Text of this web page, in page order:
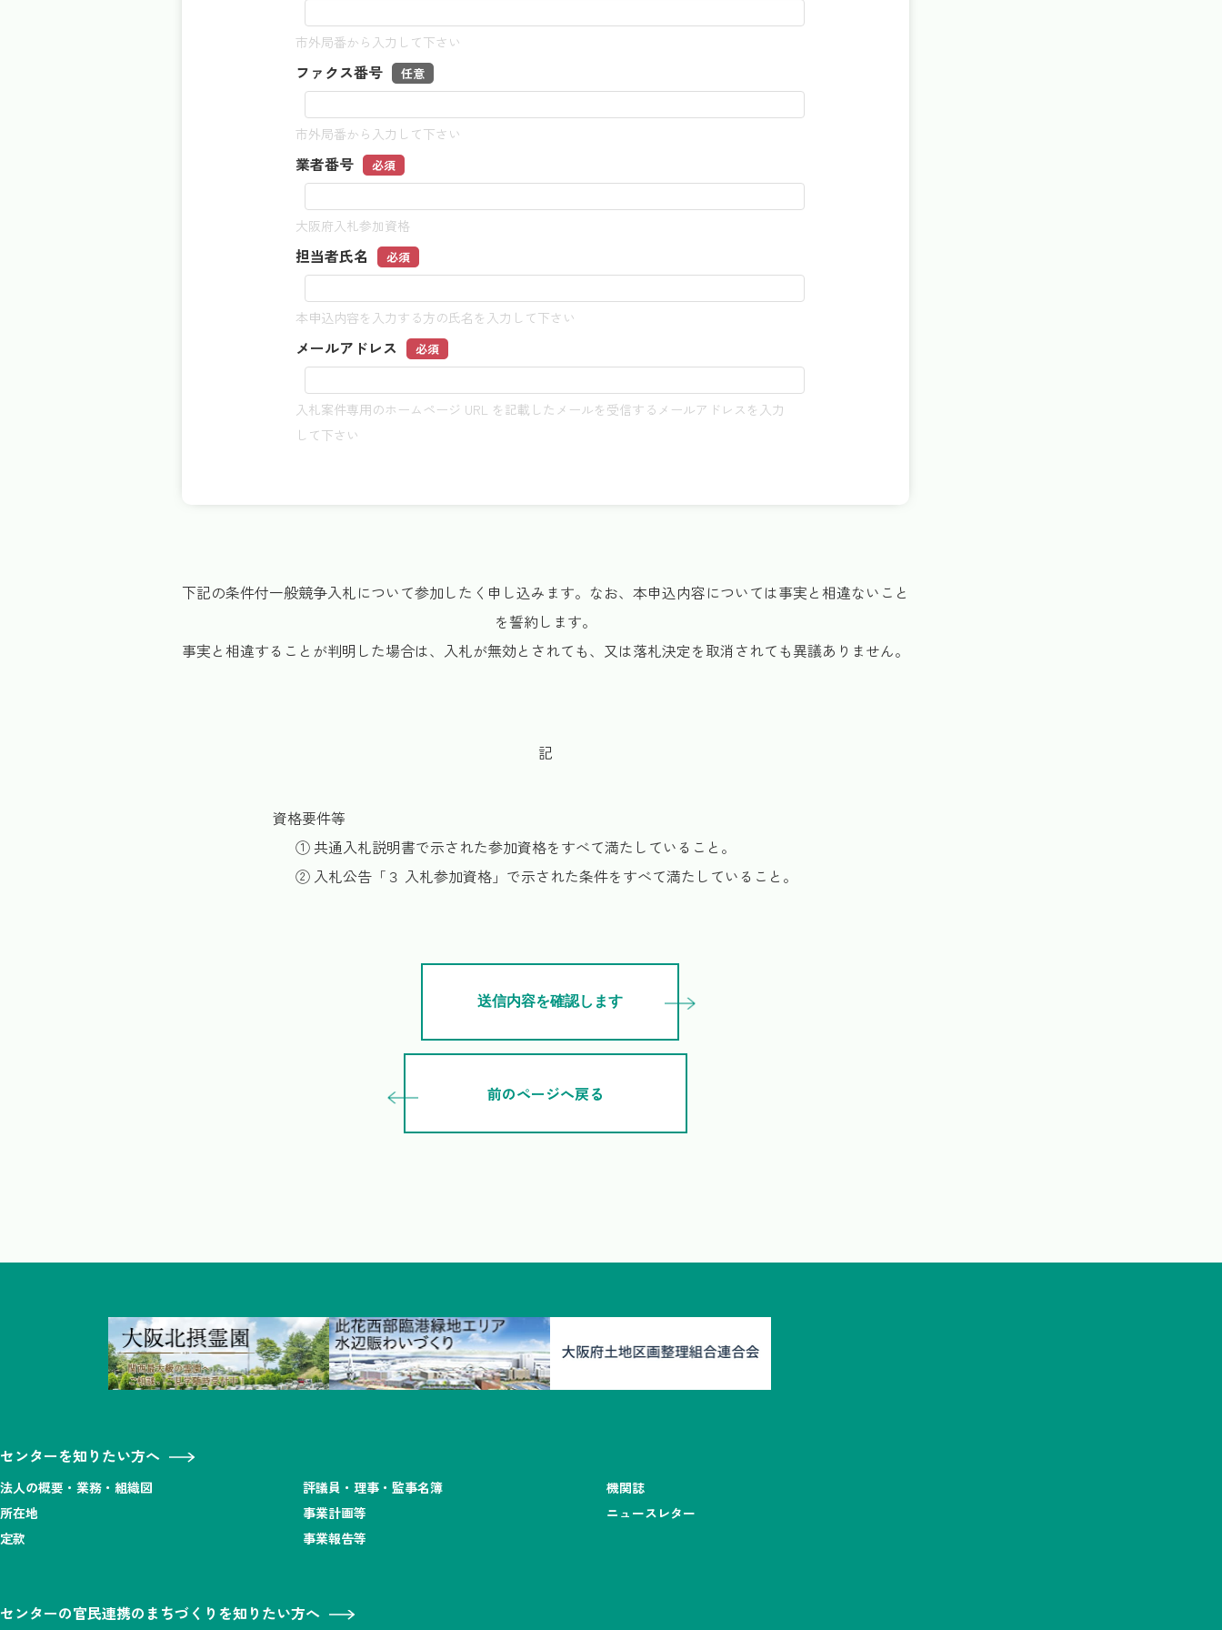
市外局番から入力して下さい
ファクス番号 任意
市外局番から入力して下さい
業者番号 必須
大阪府入札参加資格
担当者氏名 必須
本申込内容を入力する方の氏名を入力して下さい
メールアドレス 必須
入札案件専用のホームページ URL を記載したメールを受信するメールアドレスを入力
して下さい
下記の条件付一般競争入札について参加したく申し込みます。なお、本申込内容については事実と相違ないこと
を誓約します。
事実と相違することが判明した場合は、入札が無効とされても、又は落札決定を取消されても異議ありません。
記
資格要件等
① 共通入札説明書で示された参加資格をすべて満たしていること。
② 入札公告「３ 入札参加資格」で示された条件をすべて満たしていること。
前のページへ戻る
センターを知りたい方へ
法人の概要・業務・組織図 評議員・理事・監事名簿
機関誌
所在地
事業計画等
ニュースレター
定款
事業報告等
センターの官民連携のまちづくりを知りたい方へ